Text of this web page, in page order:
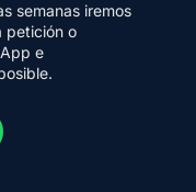
semanas iremos
petición o
e